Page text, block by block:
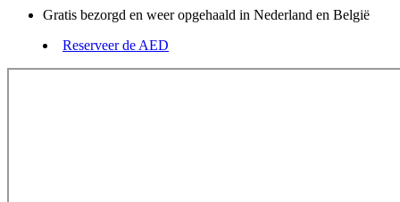
Gratis bezorgd en weer opgehaald in Nederland en België
Reserveer de AED